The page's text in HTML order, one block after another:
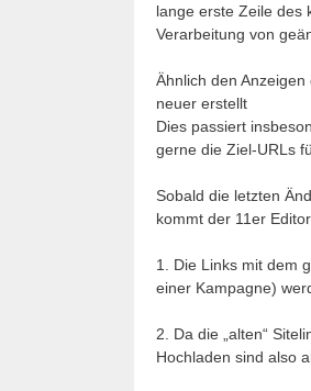
lange erste Zeile des
Verarbeitung von
Ähnlich den
neuer erstellt
Dies passiert
gerne die Ziel-URLs
Sobald die letzten
kommt der 11er
1. Die Links mit dem
einer Kampagne)
2. Da die „alten“
Hochladen sind also